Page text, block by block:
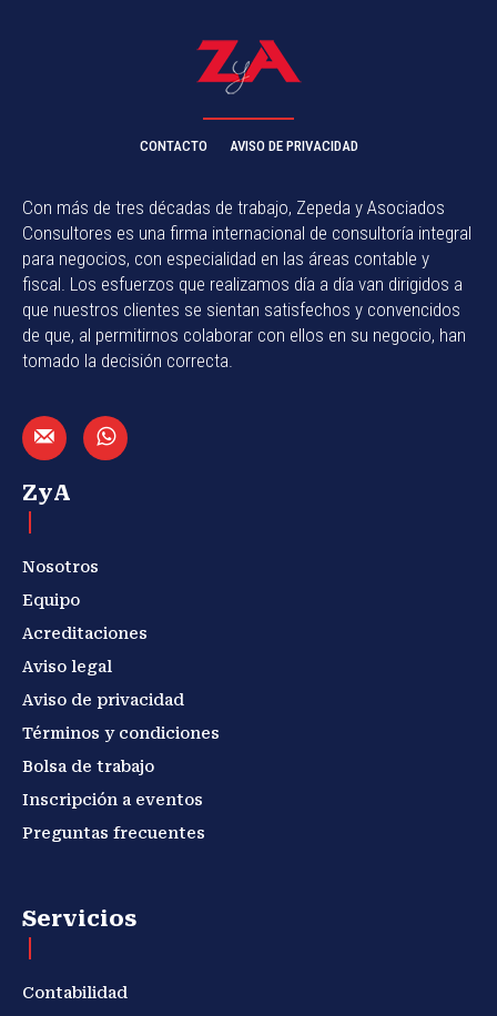
CONTACTO AVISO DE PRIVACIDAD
Con más de tres décadas de trabajo, Zepeda y Asociados
Consultores es una firma internacional de consultoría integral
para negocios, con especialidad en las áreas contable y
fiscal. Los esfuerzos que realizamos día a día van dirigidos a
que nuestros clientes se sientan satisfechos y convencidos
de que, al permitirnos colaborar con ellos en su negocio, han
tomado la decisión correcta.
ZyA
Nosotros
Equipo
Acreditaciones
Aviso legal
Aviso de privacidad
Términos y condiciones
Bolsa de trabajo
Inscripción a eventos
Preguntas frecuentes
Servicios
Contabilidad